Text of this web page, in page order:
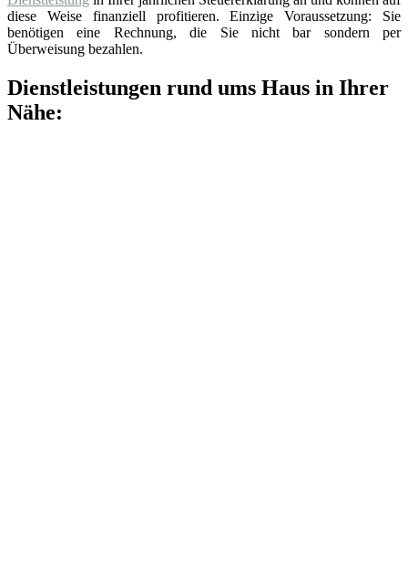
diese Weise finanziell profitieren. Einzige Voraussetzung: Sie
benötigen eine Rechnung, die Sie nicht bar sondern per
Überweisung bezahlen.
Dienstleistungen rund ums Haus in Ihrer
Nähe: